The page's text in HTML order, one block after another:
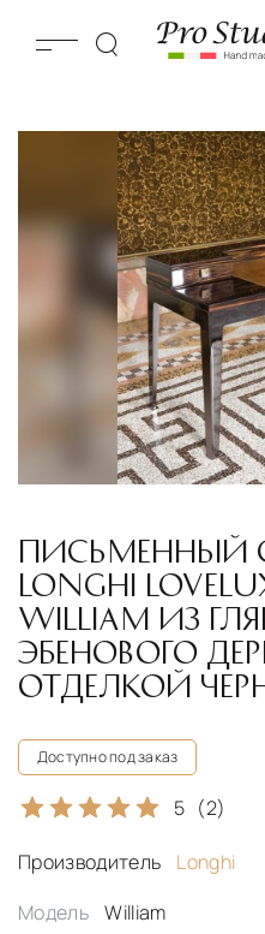
ПИСЬМЕННЫЙ
LONGHI
WILLIAM ИЗ
ЭБЕНОВОГО
ОТДЕЛКОЙ
Доступно под заказ
5 (2)
Производитель
Longhi
Модель
William